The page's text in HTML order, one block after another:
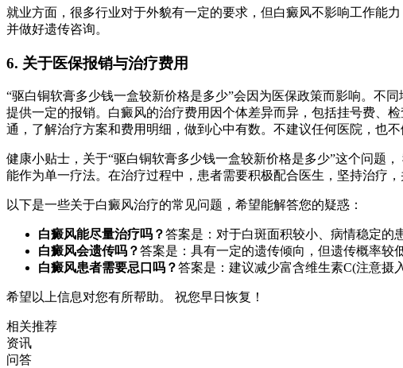
就业方面，很多行业对于外貌有一定的要求，但白癜风不影响工作能
并做好遗传咨询。
6. 关于医保报销与治疗费用
“驱白铜软膏多少钱一盒较新价格是多少”会因为医保政策而影响。不
提供一定的报销。白癜风的治疗费用因个体差异而异，包括挂号费、
通，了解治疗方案和费用明细，做到心中有数。不建议任何医院，也
健康小贴士，关于“驱白铜软膏多少钱一盒较新价格是多少”这个问题
能作为单一疗法。在治疗过程中，患者需要积极配合医生，坚持治疗
以下是一些关于白癜风治疗的常见问题，希望能解答您的疑惑：
白癜风能尽量治疗吗？答案是：对于白斑面积较小、病情稳定的
白癜风会遗传吗？答案是：具有一定的遗传倾向，但遗传概率较
白癜风患者需要忌口吗？答案是：建议减少富含维生素C(注意摄
希望以上信息对您有所帮助。 祝您早日恢复！
相关推荐
资讯
问答